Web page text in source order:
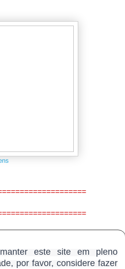
este site em pleno
por favor, considere fazer